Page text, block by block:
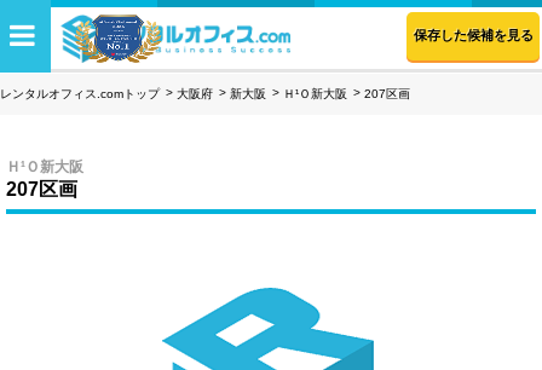
保存した候補を見る
レンタルオフィス.comトップ 大阪府 新大阪 Ｈ¹Ｏ新大阪 207区画
Ｈ¹Ｏ新大阪
207区画